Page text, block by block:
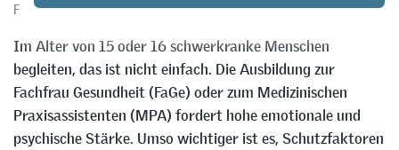
Franziska Tschirky Feratovic&Michaela Key
Im Alter von 15 oder 16 schwerkranke Menschen
begleiten, das ist nicht einfach. Die Ausbildung zur
Fachfrau Gesundheit (FaGe) oder zum Medizinischen
Praxisassistenten (MPA) fordert hohe emotionale und
psychische Stärke. Umso wichtiger ist es, Schutzfaktoren